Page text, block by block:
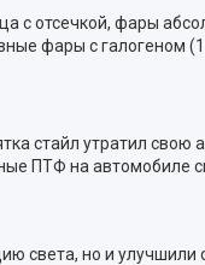
с отсечкой, фары
фары с галогеном
стайл утратил
ПТФ на автомобиле
света, но и